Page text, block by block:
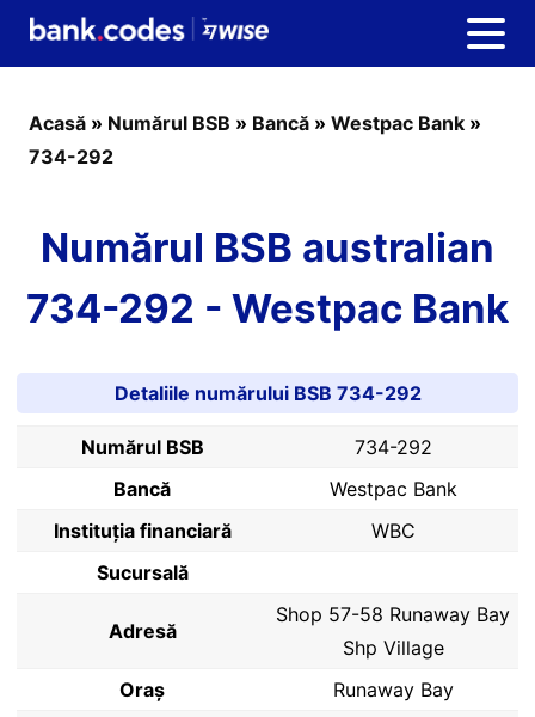
Acasă » Numărul BSB » Bancă » Westpac Bank »
734-292
Numărul BSB australian
734-292 - Westpac Bank
Detaliile numărului BSB 734-292
Numărul BSB
734-292
Bancă
Westpac Bank
Instituția financiară
WBC
Sucursală
Adresă
Shop 57-58 Runaway Bay
Shp Village
Oraș
Runaway Bay